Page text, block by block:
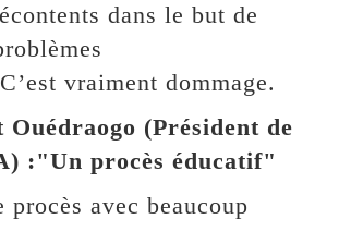
dans le but de
vraiment dommage.
(Président de
:"Un procès éducatif"
procès avec beaucoup